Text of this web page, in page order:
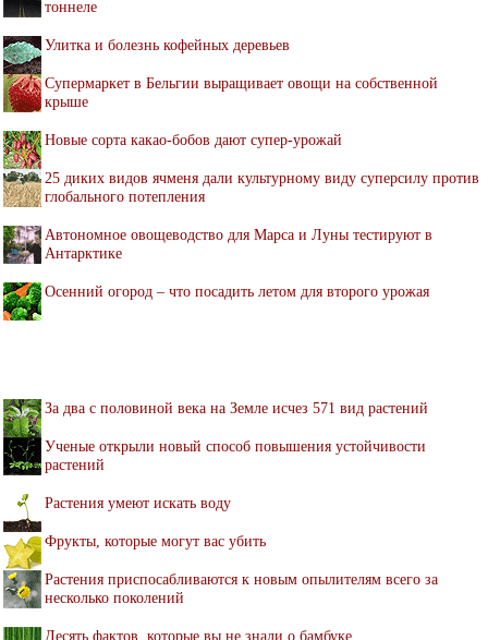
тоннеле
Улитка и болезнь кофейных деревьев
Супермаркет в Бельгии выращивает овощи на собственной
крыше
Новые сорта какао-бобов дают супер-урожай
25 диких видов ячменя дали культурному виду суперсилу против
глобального потепления
Автономное овощеводство для Марса и Луны тестируют в
Антарктике
Осенний огород – что посадить летом для второго урожая
За два с половиной века на Земле исчез 571 вид растений
Ученые открыли новый способ повышения устойчивости
растений
Растения умеют искать воду
Фрукты, которые могут вас убить
Растения приспосабливаются к новым опылителям всего за
несколько поколений
Десять фактов, которые вы не знали о бамбуке